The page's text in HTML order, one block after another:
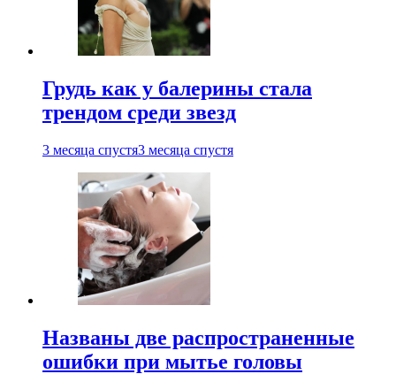
Грудь как у балерины стала
трендом среди звезд
3 месяца спустя3 месяца спустя
Названы две распространенные
ошибки при мытье головы